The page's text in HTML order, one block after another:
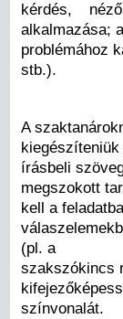
kérdés,
alkalmazása; a
problémához
stb.).
A
írásbeli
megszokott
kell a
(pl. a
szakszókincs
színvonalát.